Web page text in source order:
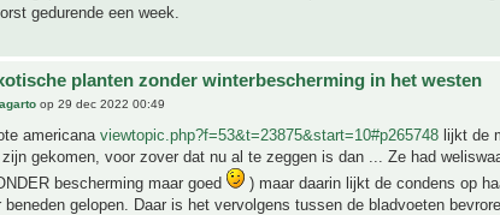
gedurende een week.
planten zonder winterbescherming in het westen
op 29 dec 2022 00:49
americana viewtopic.php?f=53&t=23875&start=10#p265748 lijkt de
gekomen, voor zover dat nu al te zeggen is dan ... Ze had
bescherming maar goed
) maar daarin lijkt de condens op
beneden gelopen. Daar is het vervolgens tussen de bladvoeten